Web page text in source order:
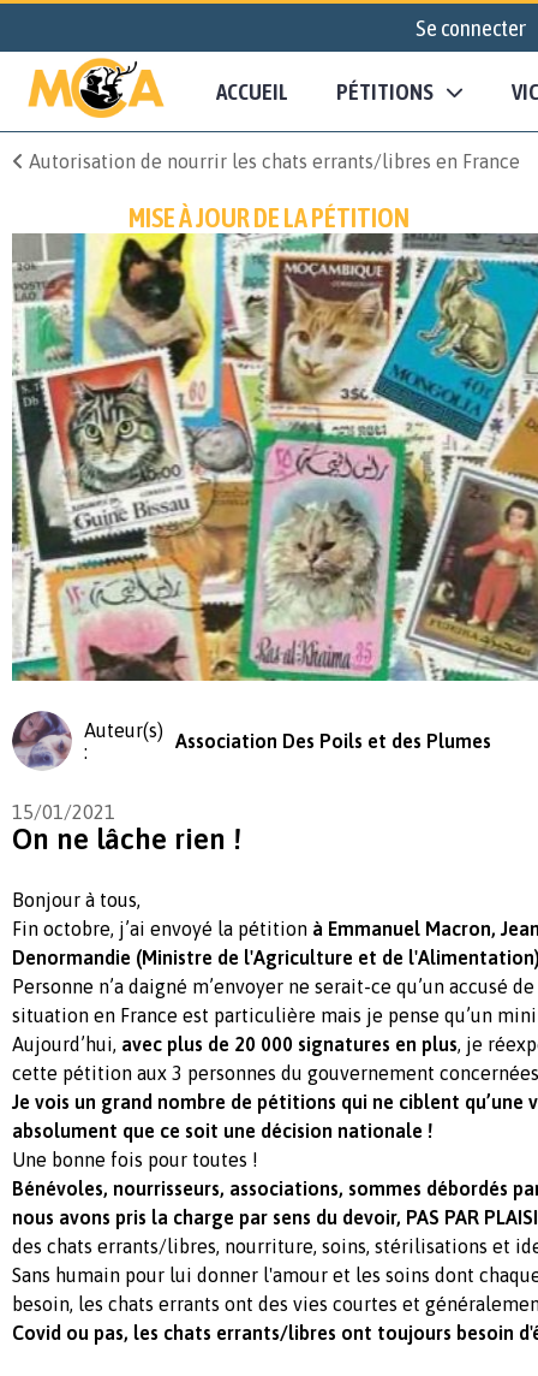
Se connecter
ACCUEIL PÉTITIONS
Autorisation de nourrir les chats errants/libres en France
MISE À JOUR DE LA PÉTITION
Auteur(s)
:
Association Des Poils et des Plumes
15/01/2021
On ne lâche rien !
Bonjour à tous,
Fin octobre, j’ai envoyé la pétition à Emmanuel Macron,
Denormandie (Ministre de l'Agriculture et de
Personne n’a daigné m’envoyer ne serait-ce qu’un accusé
situation en France est particulière mais je pense qu’un
Aujourd’hui, avec plus de 20 000 signatures en plus, je
cette pétition aux 3 personnes du gouvernement
Je vois un grand nombre de pétitions qui ne ciblent qu’une
absolument que ce soit une décision nationale !
Une bonne fois pour toutes !
Bénévoles, nourrisseurs, associations, sommes débordés
nous avons pris la charge par sens du devoir, PAS PAR
des chats errants/libres, nourriture, soins, stérilisations et
Sans humain pour lui donner l'amour et les soins dont
besoin, les chats errants ont des vies courtes et
Covid ou pas, les chats errants/libres ont toujours besoin